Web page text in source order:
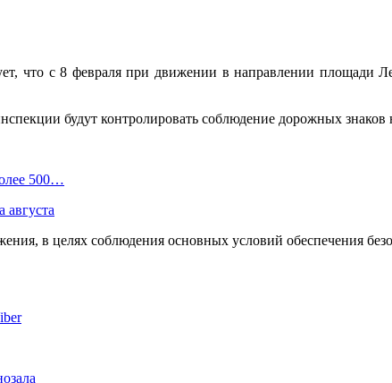
что с 8 февраля при движении в направлении площади
будут контролировать соблюдение дорожных знаков
500…
августа
в целях соблюдения основных условий обеспечения